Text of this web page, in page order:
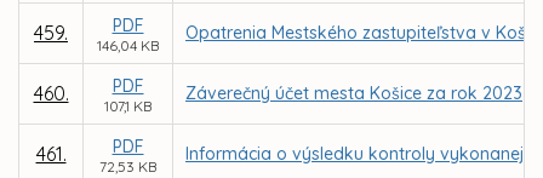
459. PDF
146,04 KB
Opatrenia Mestského zastupiteľstva v
460. PDF
107,1 KB
Záverečný účet mesta Košice za rok 2023
461. PDF
72,53 KB
Informácia o výsledku kontroly vykonanej